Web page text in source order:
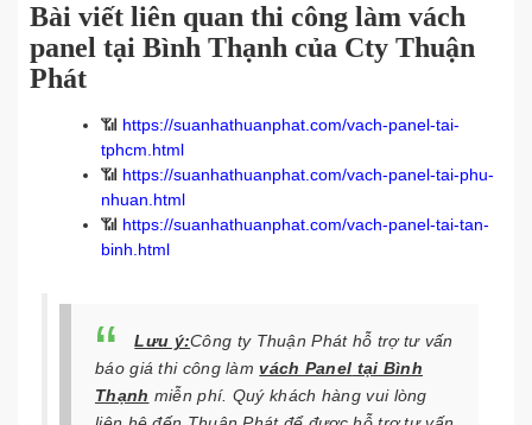
Bài viết liên quan thi công làm vách
panel tại Bình Thạnh của Cty Thuận
Phát
📶 https://suanhathuanphat.com/vach-panel-tai-
tphcm.html
📶 https://suanhathuanphat.com/vach-panel-tai-phu-
nhuan.html
📶 https://suanhathuanphat.com/vach-panel-tai-tan-
binh.html
Lưu ý:Công ty Thuận Phát hỗ trợ tư vấn
báo giá thi cônglàmvách Panel tại Bình
Thạnh miễn phí. Quý khách hàng vui lòng